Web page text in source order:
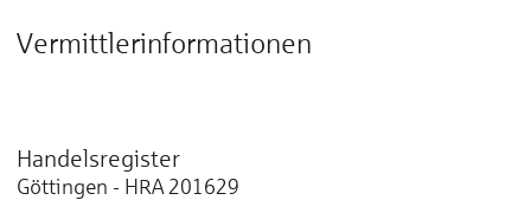
Vermittlerinformationen
Handelsregister
Göttingen - HRA 201629